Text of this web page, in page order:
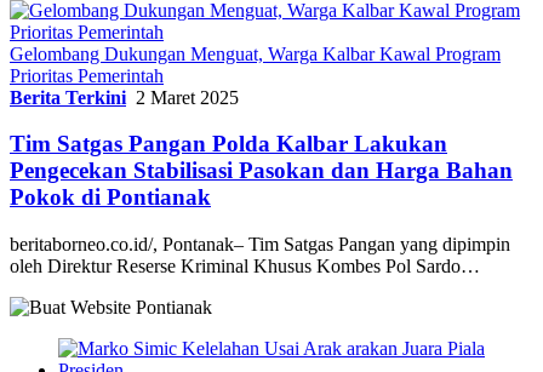
Gelombang Dukungan Menguat, Warga Kalbar Kawal Program
Prioritas Pemerintah
Berita Terkini 2 Maret 2025
Tim Satgas Pangan Polda Kalbar Lakukan
Pengecekan Stabilisasi Pasokan dan Harga Bahan
Pokok di Pontianak
beritaborneo.co.id/, Pontanak– Tim Satgas Pangan yang dipimpin
oleh Direktur Reserse Kriminal Khusus Kombes Pol Sardo…